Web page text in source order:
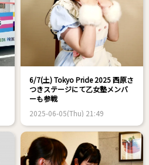
6/7(土) Tokyo Pride 2025 西原さ
つきステージにて乙女塾メンバ
ーも参戦
2025-06-05(Thu) 21:49